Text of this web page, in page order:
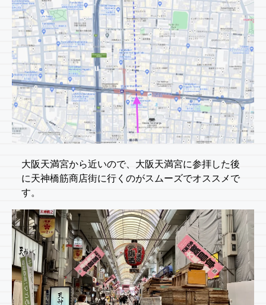
大阪天満宮から近いので、大阪天満宮に参拝した後
に天神橋筋商店街に行くのがスムーズでオススメで
す。